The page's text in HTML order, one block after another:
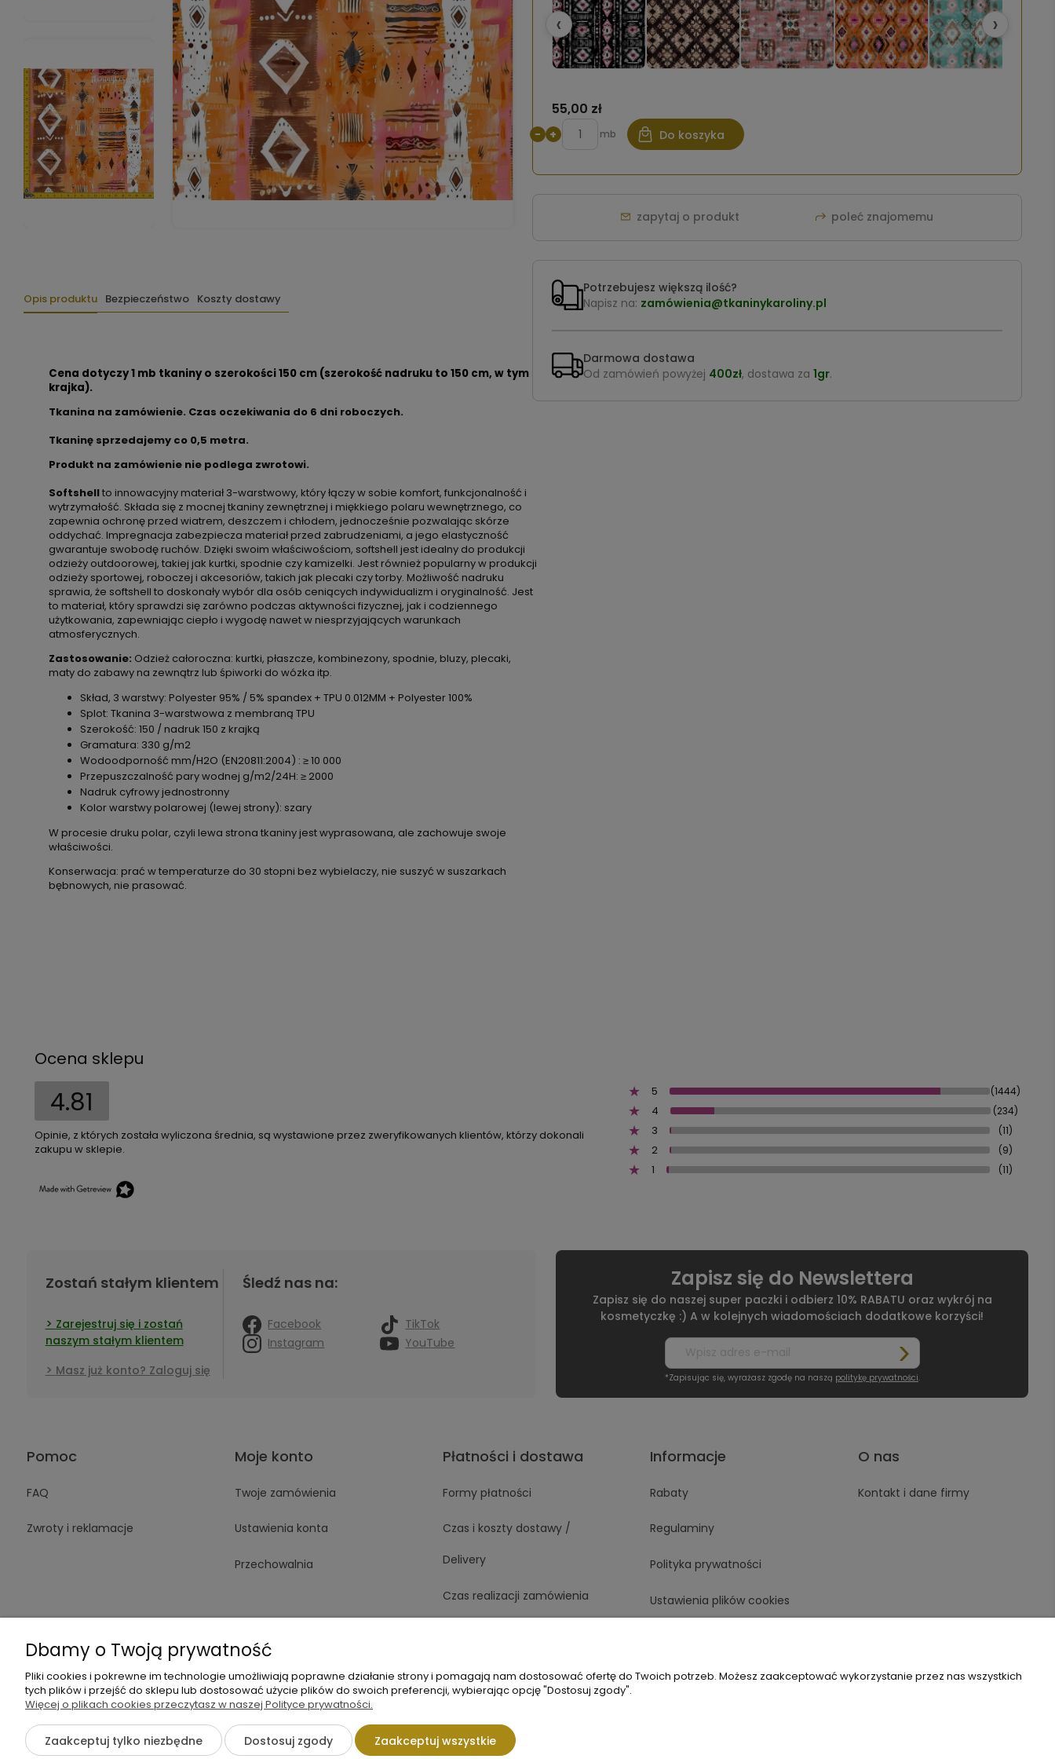
Opis produktu Bezpieczeństwo Koszty dostawy
Cena dotyczy 1 mb tkaniny o szerokości 150 cm (szerokość nadruku to 150 cm, w tym
krajka).
Tkanina na zamówienie. Czas oczekiwania do 6 dni roboczych.
Tkaninę sprzedajemy co 0,5 metra.
Produkt na zamówienie nie podlega zwrotowi.
Softshellto innowacyjny materiał 3-warstwowy, który łączy w sobie komfort, funkcjonalność i
wytrzymałość. Składa się z mocnej tkaniny zewnętrznej i miękkiego polaru wewnętrznego, co
zapewnia ochronę przed wiatrem, deszczem i chłodem, jednocześnie pozwalając skórze
oddychać. Impregnacja zabezpiecza materiał przed zabrudzeniami, a jego elastyczność
gwarantuje swobodę ruchów. Dzięki swoim właściwościom, softshell jest idealny do produkcji
odzieży outdoorowej, takiej jak kurtki, spodnie czy kamizelki. Jest również popularny w produkcji
odzieży sportowej, roboczej i akcesoriów, takich jak plecaki czy torby. Możliwość nadruku
sprawia, że softshell to doskonały wybór dla osób ceniących indywidualizm i oryginalność. Jest
to materiał, który sprawdzi się zarówno podczas aktywności fizycznej, jak i codziennego
użytkowania, zapewniając ciepło i wygodę nawet w niesprzyjających warunkach
atmosferycznych.
Zastosowanie: Odzież całoroczna: kurtki, płaszcze, kombinezony, spodnie, bluzy, plecaki,
maty do zabawy na zewnątrz lub śpiworki do wózka itp.
Skład, 3 warstwy: Polyester 95% / 5% spandex + TPU 0.012MM + Polyester 100%
Splot: Tkanina 3-warstwowa z membraną TPU
Szerokość: 150 / nadruk 150 z krajką
Gramatura: 330 g/m2
Wodoodporność mm/H2O (EN20811:2004) : ≥ 10 000
Przepuszczalność pary wodnej g/m2/24H: ≥ 2000
Nadruk cyfrowy jednostronny
Kolor warstwy polarowej (lewej strony): szary
W procesie druku polar, czyli lewa strona tkaniny jest wyprasowana, ale zachowuje swoje
właściwości.
Konserwacja: prać w temperaturze do 30 stopni bez wybielaczy, nie suszyć w suszarkach
bębnowych, nie prasować.
‹ ›
55,00 zł
− + mb Do koszyka
zapytaj o produkt poleć znajomemu
Potrzebujesz większą ilość?
Napisz na: zamówienia@tkaninykaroliny.pl
Darmowa dostawa
Od zamówień powyżej 400zł, dostawa za 1gr.
Ocena sklepu
4.81
Opinie, z których została wyliczona średnia, są wystawione przez zweryfikowanych klientów, którzy dokonali
zakupu w sklepie.
5 (1444)
4 (234)
3 (11)
2 (9)
1 (11)
Zostań stałym klientem
Zarejestruj się i zostań
naszym stałym klientem
Masz już konto? Zaloguj się
Śledź nas na:
Facebook
TikTok
Instagram
YouTube
Zapisz się do Newslettera
Zapisz się do naszej super paczki i odbierz 10% RABATU oraz wykrój na
kosmetyczkę :) A w kolejnych wiadomościach dodatkowe korzyści!
*Zapisując się, wyrażasz zgodę na naszą politykę prywatności.
Pomoc
FAQ
Zwroty i reklamacje
Moje konto
Twoje zamówienia
Ustawienia konta
Przechowalnia
Płatności i dostawa
Formy płatności
Czas i koszty dostawy /
Delivery
Czas realizacji zamówienia
Informacje
Rabaty
Regulaminy
Polityka prywatności
Ustawienia plików cookies
O nas
Kontakt i dane firmy
+48 605 141 363 Napisz do nas
Sklep internetowy Shoper.pl
Dbamy o Twoją prywatność
Pliki cookies i pokrewne im technologie umożliwiają poprawne działanie strony i pomagają nam dostosować ofertę do Twoich potrzeb. Możesz zaakceptować wykorzystanie przez nas wszystkich
tych plików i przejść do sklepu lub dostosować użycie plików do swoich preferencji, wybierając opcję "Dostosuj zgody".
Więcej o plikach cookies przeczytasz w naszej Polityce prywatności.
Zaakceptuj tylko niezbędne Dostosuj zgody Zaakceptuj wszystkie